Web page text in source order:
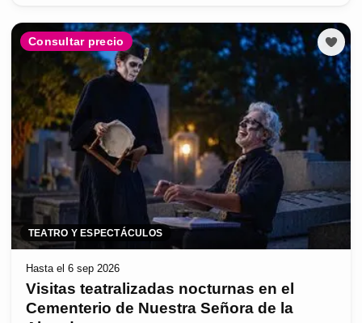
Consultar precio
TEATRO Y ESPECTÁCULOS
Hasta el 6 sep 2026
Visitas teatralizadas nocturnas en el
Cementerio de Nuestra Señora de la